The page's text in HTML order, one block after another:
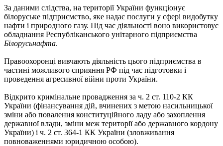
За даними слідства, на території України функціонує
білоруське підприємство, яке надає послуги у сфері видобутку
нафти і природного газу. Під час діяльності воно використовує
обладнання Республіканського унітарного підприємства
Білорусьнафта.
Правоохоронці вивчають діяльність цього підприємства в
частині можливого сприяння РФ під час підготовки і
проведення агресивної війни проти України.
Відкрито кримінальне провадження за ч. 2 ст. 110-2 КК
України (фінансування дій, вчинених з метою насильницької
зміни або повалення конституційного ладу або захоплення
державної влади, зміни меж території або державного кордону
України) і ч. 2 ст. 364-1 КК України (зловживання
повноваженнями юридичною особою).